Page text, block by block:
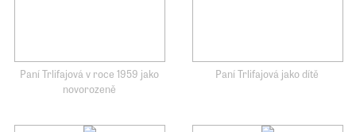
Paní Trlifajová v roce 1959 jako
novorozeně
Paní Trlifajová jako dítě